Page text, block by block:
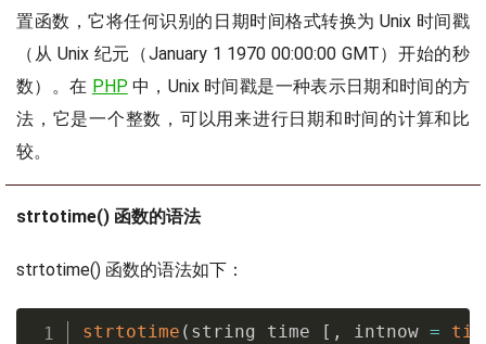
置函数，它将任何识别的日期时间格式转换为 Unix 时间戳
（从 Unix 纪元（January 1 1970 00:00:00 GMT）开始的秒
数）。在 PHP中，Unix 时间戳是一种表示日期和时间的方
法，它是一个整数，可以用来进行日期和时间的计算和比
较。
strtotime() 函数的语法
strtotime() 函数的语法如下：
strtotime ( string time [ , intnow =